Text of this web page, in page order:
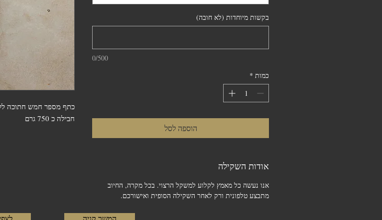
חבילה כ 750 גרם
בקשות מיוחדות (לא חובה)
0/500
כמות *
הוספה לסל
אודות השקילה
אנו נעשה כל מאמץ לקלוע למשקל הרצוי. בכל מקרה, החיוב
מתבצע טלפונית ורק לאחר השקילה הסופית ואישורכם.